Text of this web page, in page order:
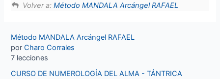
Volver a:Método MANDALA Arcángel RAFAEL
Método MANDALA Arcángel RAFAEL
porCharo Corrales
7 lecciones
CURSO DE NUMEROLOGÍA DEL ALMA - TÁNTRICA